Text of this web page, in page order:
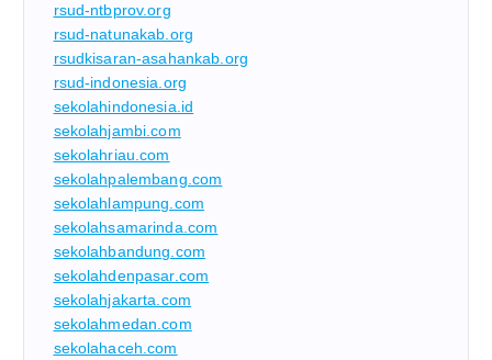
rsud-ntbprov.org
rsud-natunakab.org
rsudkisaran-asahankab.org
rsud-indonesia.org
sekolahindonesia.id
sekolahjambi.com
sekolahriau.com
sekolahpalembang.com
sekolahlampung.com
sekolahsamarinda.com
sekolahbandung.com
sekolahdenpasar.com
sekolahjakarta.com
sekolahmedan.com
sekolahaceh.com